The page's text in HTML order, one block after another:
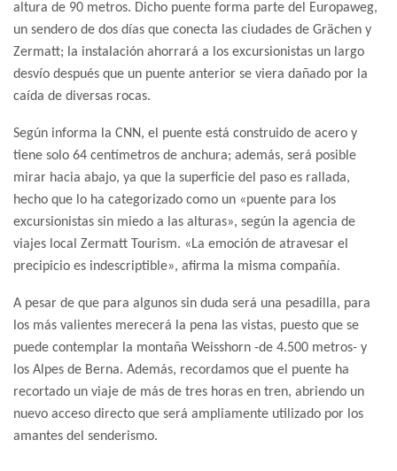
altura de 90 metros. Dicho puente forma parte del Europaweg,
un sendero de dos días que conecta las ciudades de Grächen y
Zermatt; la instalación ahorrará a los excursionistas un largo
desvío después que un puente anterior se viera dañado por la
caída de diversas rocas.
Según informa la CNN, el puente está construido de acero y
tiene solo 64 centímetros de anchura; además, será posible
mirar hacia abajo, ya que la superficie del paso es rallada,
hecho que lo ha categorizado como un «puente para los
excursionistas sin miedo a las alturas», según la agencia de
viajes local Zermatt Tourism. «La emoción de atravesar el
precipicio es indescriptible», afirma la misma compañía.
A pesar de que para algunos sin duda será una pesadilla, para
los más valientes merecerá la pena las vistas, puesto que se
puede contemplar la montaña Weisshorn -de 4.500 metros- y
los Alpes de Berna. Además, recordamos que el puente ha
recortado un viaje de más de tres horas en tren, abriendo un
nuevo acceso directo que será ampliamente utilizado por los
amantes del senderismo.